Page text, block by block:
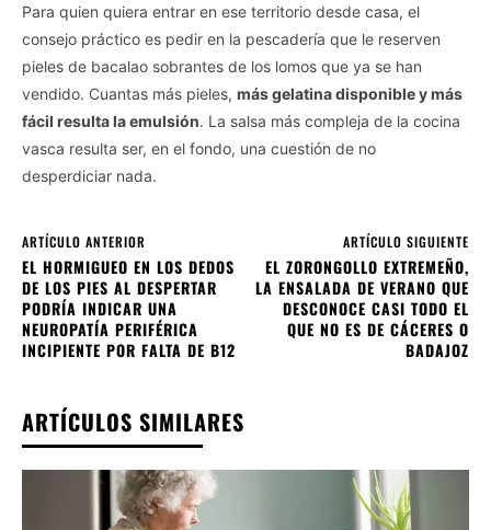
Para quien quiera entrar en ese territorio desde casa, el
consejo práctico es pedir en la pescadería que le reserven
pieles de bacalao sobrantes de los lomos que ya se han
vendido. Cuantas más pieles, más gelatina disponible y más
fácil resulta la emulsión. La salsa más compleja de la cocina
vasca resulta ser, en el fondo, una cuestión de no
desperdiciar nada.
ARTÍCULO ANTERIOR
EL HORMIGUEO EN LOS DEDOS
DE LOS PIES AL DESPERTAR
PODRÍA INDICAR UNA
NEUROPATÍA PERIFÉRICA
INCIPIENTE POR FALTA DE B12
ARTÍCULO SIGUIENTE
EL ZORONGOLLO EXTREMEÑO,
LA ENSALADA DE VERANO QUE
DESCONOCE CASI TODO EL
QUE NO ES DE CÁCERES O
BADAJOZ
ARTÍCULOS SIMILARES